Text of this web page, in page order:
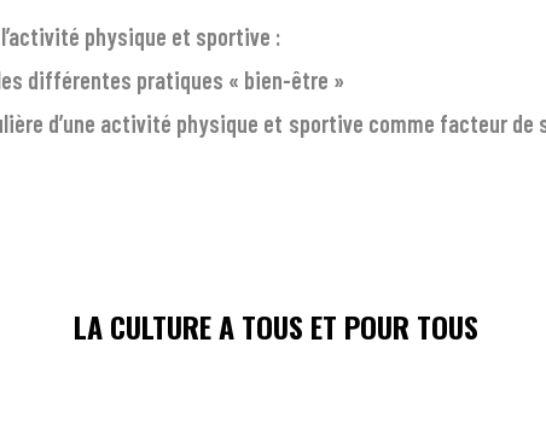
physique et sportive :
différentes pratiques « bien-être »
d’une activité physique et sportive comme facteur
LA CULTURE A TOUS ET POUR TOUS